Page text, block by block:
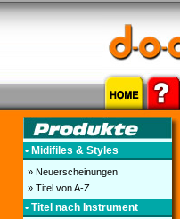
• Midifiles & Styles
» Neuerscheinungen
» Titel von A-Z
• Titel nach Instrument